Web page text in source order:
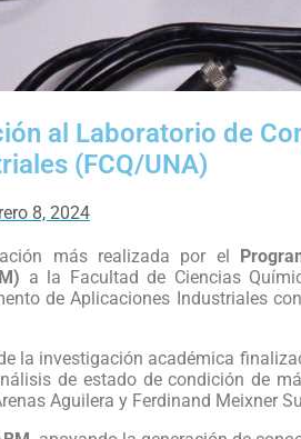
al Laboratorio de
(FCQ/UNA)
8, 2024
más realizada por el
a la Facultad de Ciencias
de Aplicaciones Industriales
la investigación académica
de estado de condición de
Aguilera y Ferdinand Meixner